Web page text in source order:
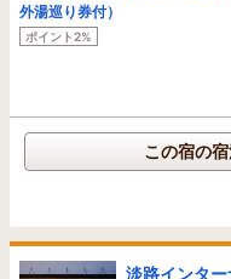
外湯巡り券付）
ポイント2%
この宿の
淡路インタ